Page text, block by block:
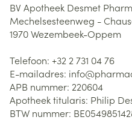
BV Apotheek Desmet
Mechelsesteenweg -
1970Wezembeek-Oppem
Telefoon: +32 2 731 04 76
E-mailadres: info@
APB nummer: 220604
Apotheek titularis: Philip
BTW nummer: